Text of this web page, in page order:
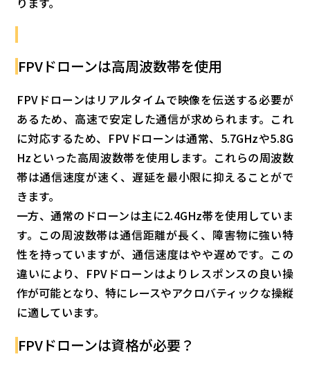
FPVドローンは高周波数帯を使用
FPVドローンはリアルタイムで映像を伝送する必要が
あるため、高速で安定した通信が求められます。これ
に対応するため、FPVドローンは通常、5.7GHzや5.8G
Hzといった高周波数帯を使用します。これらの周波数
帯は通信速度が速く、遅延を最小限に抑えることがで
きます。
一方、通常のドローンは主に2.4GHz帯を使用していま
す。この周波数帯は通信距離が長く、障害物に強い特
性を持っていますが、通信速度はやや遅めです。この
違いにより、FPVドローンはよりレスポンスの良い操
作が可能となり、特にレースやアクロバティックな操縦
に適しています。
FPVドローンは資格が必要？